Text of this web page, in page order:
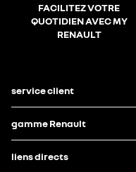
FACILITEZ VOTRE
QUOTIDIEN AVEC MY
RENAULT
service client
gamme Renault
liens directs